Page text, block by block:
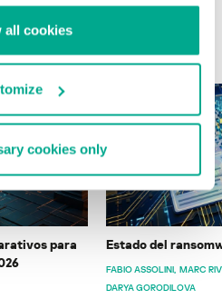
all cookies
cookies only
para
Estado del
FABIO ASSOLINI MARC
DARYA GORODILOVA